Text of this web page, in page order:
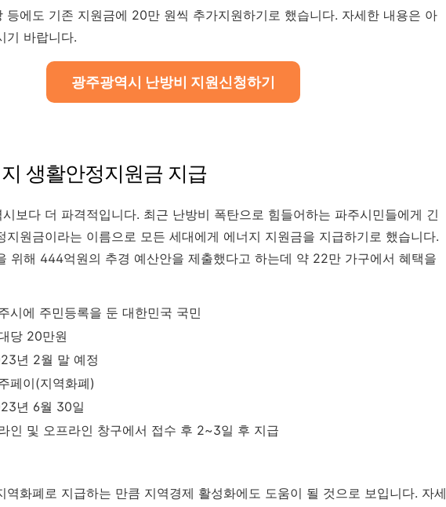
등에도 기존 지원금에 20만 원씩 추가지원하기로 했습니다. 자세한 내용은 아
기 바랍니다.
광주광역시 난방비 지원신청하기
생활안정지원금 지급
보다 더 파격적입니다. 최근 난방비 폭탄으로 힘들어하는 파주시민들에게 긴
지원금이라는 이름으로 모든 세대에게 에너지 지원금을 지급하기로 했습니다.
위해 444억원의 추경 예산안을 제출했다고 하는데 약 22만 가구에서 혜택을
시에 주민등록을 둔 대한민국 국민
당 20만원
년 2월 말 예정
페이(지역화폐)
년 6월 30일
인 및 오프라인 창구에서 접수 후 2~3일 후 지급
역화폐로 지급하는 만큼 지역경제 활성화에도 도움이 될 것으로 보입니다. 자세